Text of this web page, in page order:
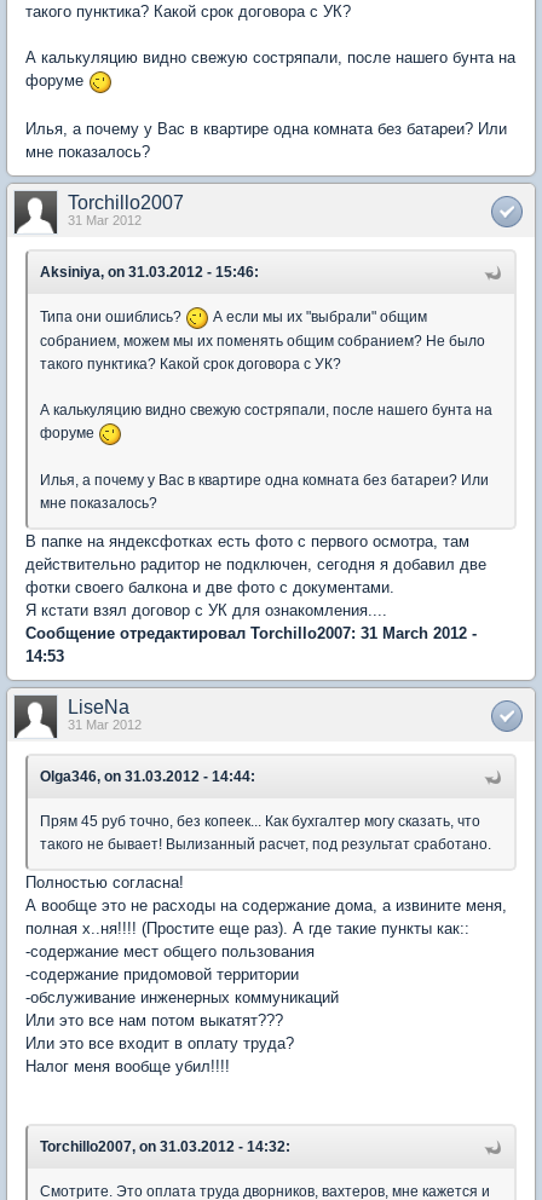
такого пунктика? Какой срок договора с УК?
А калькуляцию видно свежую состряпали, после нашего бунта на
форуме
Илья, а почему у Вас в квартире одна комната без батареи? Или
мне показалось?
Torchillo2007
31 Mar 2012
Aksiniya, on 31.03.2012 - 15:46:
Типа они ошиблись?
А если мы их "выбрали" общим
собранием, можем мы их поменять общим собранием? Не было
такого пунктика? Какой срок договора с УК?
А калькуляцию видно свежую состряпали, после нашего бунта на
форуме
Илья, а почему у Вас в квартире одна комната без батареи? Или
мне показалось?
В папке на яндексфотках есть фото с первого осмотра, там
действительно радитор не подключен, сегодня я добавил две
фотки своего балкона и две фото с документами.
Я кстати взял договор с УК для ознакомления....
Сообщение отредактировал Torchillo2007: 31 March 2012 -
14:53
LiseNa
31 Mar 2012
Olga346, on 31.03.2012 - 14:44:
Прям 45 руб точно, без копеек... Как бухгалтер могу сказать, что
такого не бывает! Вылизанный расчет, под результат сработано.
Полностью согласна!
А вообще это не расходы на содержание дома, а извините меня,
полная х..ня!!!! (Простите еще раз). А где такие пункты как::
-содержание мест общего пользования
-содержание придомовой территории
-обслуживание инженерных коммуникаций
Или это все нам потом выкатят???
Или это все входит в оплату труда?
Налог меня вообще убил!!!!
Torchillo2007, on 31.03.2012 - 14:32:
Смотрите. Это оплата труда дворников, вахтеров, мне кажется и